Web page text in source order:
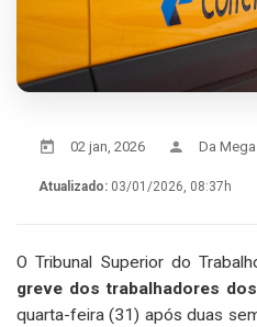
02 jan, 2026 Da Mega
Atualizado: 03/01/2026, 08:37h
O Tribunal Superior do
greve dos trabalhadores
quarta-feira (31) após duas